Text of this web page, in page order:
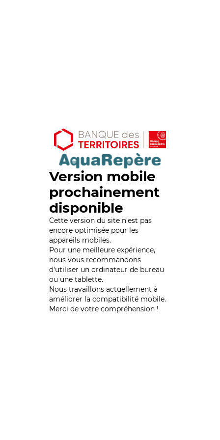
Version mobile
prochainement
disponible
Cette version du site n’est pas
encore optimisée pour les
appareils mobiles.
Pour une meilleure expérience,
nous vous recommandons
d'utiliser un ordinateur de bureau
ou une tablette.
Nous travaillons actuellement à
améliorer la compatibilité mobile.
Merci de votre compréhension !